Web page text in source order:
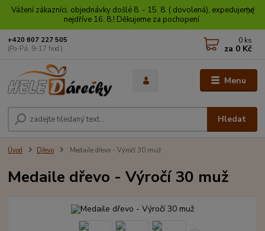
Vážení zákazníci, objednávky došlé 8. - 15. 8. ( dovolená), expedujeme
nejdříve 16. 8.! Děkujeme za pochopení.
Menu
Hledat
+420 607 227 505
(Po-Pá, 9-17 hod.)
0 ks
za 0 Kč
Úvod Dřevo Medaile dřevo - Výročí 30 muž
Medaile dřevo - Výročí 30 muž